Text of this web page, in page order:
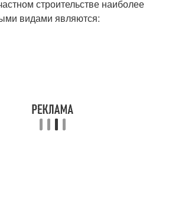
строительстве наиболее
видами являются: